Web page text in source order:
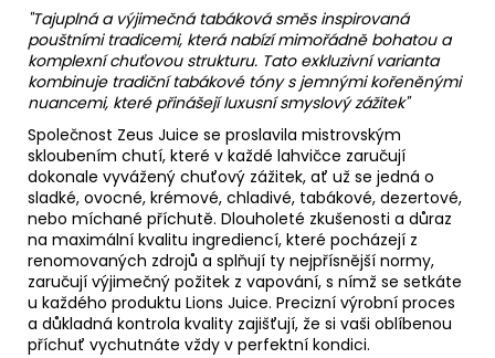
"Tajuplná a výjimečná tabáková směs inspirovaná
pouštními tradicemi, která nabízí mimořádně bohatou a
komplexní chuťovou strukturu. Tato exkluzivní varianta
kombinuje tradiční tabákové tóny s jemnými kořeněnými
nuancemi, které přinášejí luxusní smyslový zážitek"
Společnost Zeus Juice se proslavila mistrovským
skloubením chutí, které v každé lahvičce zaručují
dokonale vyvážený chuťový zážitek, ať už se jedná o
sladké, ovocné, krémové, chladivé, tabákové, dezertové,
nebo míchané příchutě. Dlouholeté zkušenosti a důraz
na maximální kvalitu ingrediencí, které pocházejí z
renomovaných zdrojů a splňují ty nejpřísnější normy,
zaručují výjimečný požitek z vapování, s nímž se setkáte
u každého produktu Lions Juice. Precizní výrobní proces
a důkladná kontrola kvality zajišťují, že si vaši oblíbenou
příchuť vychutnáte vždy v perfektní kondici.